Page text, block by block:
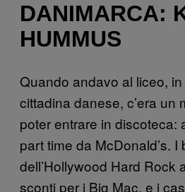
DANIMARCA:
HUMMUS
Quando andavo al liceo,
cittadina danese, c’era un
poter entrare in discoteca:
part time da McDonald’s. I
dell’Hollywood Hard Rock
sconti per i Big Mac, e i